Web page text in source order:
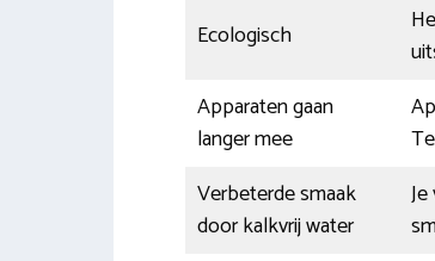
Ecologisch
Apparaten gaan
langer mee
Verbeterde smaak
door kalkvrij water